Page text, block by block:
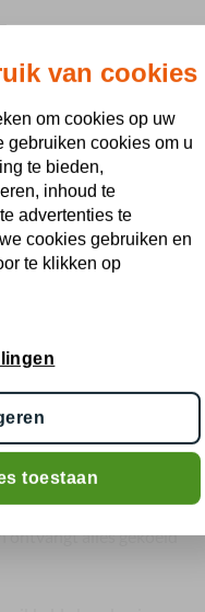
voor
inclusief
inclusief
en evenementen.
geen tijdrovende
van BBQ
U kiest het gewenste
ontvangt alles gekoeld
van cookies
om cookies op uw
gebruiken cookies om u
te bieden,
inhoud te
advertenties te
cookies gebruiken en
te klikken op
toestaan